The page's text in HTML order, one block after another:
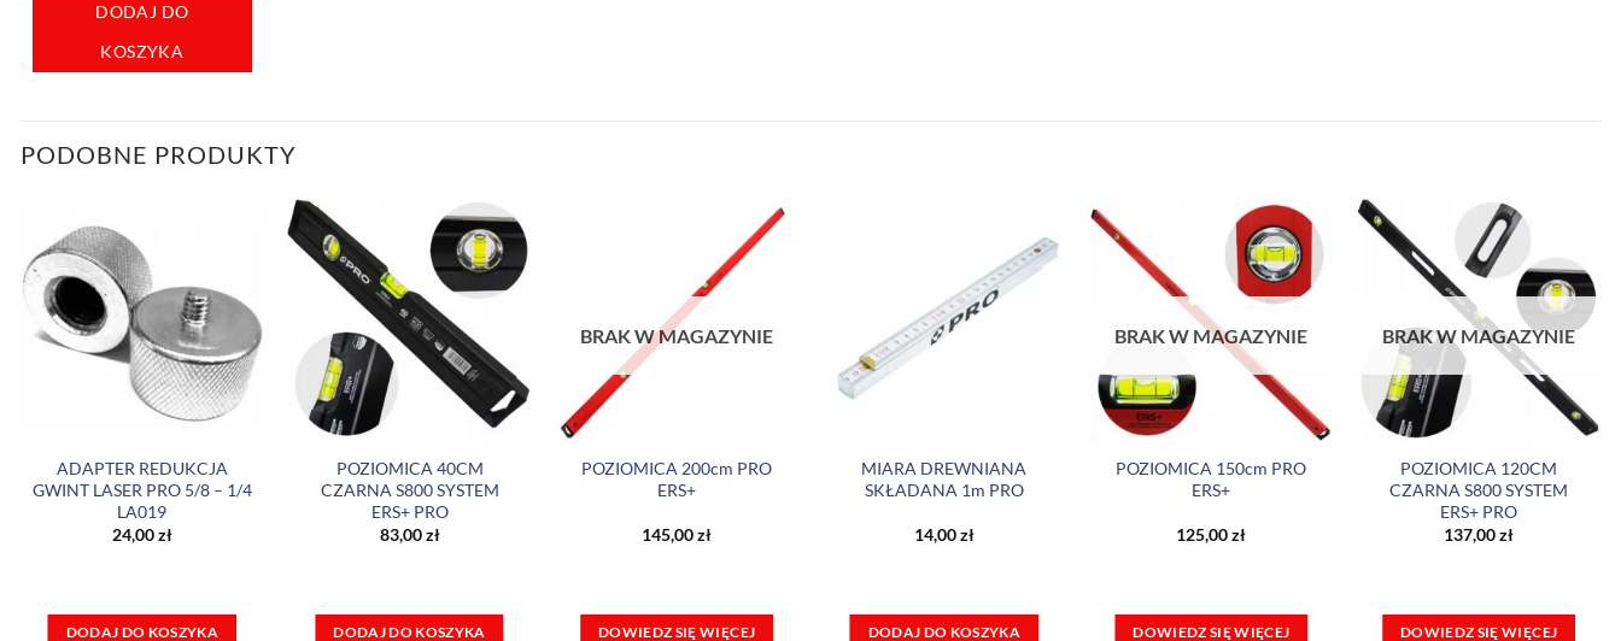
DODAJ DO
KOSZYKA
PODOBNE PRODUKTY
ADAPTER REDUKCJA
GWINT LASER PRO 5/8 – 1/4
LA019
24,00zł
DODAJ DO KOSZYKA
POZIOMICA 40CM
CZARNA S800 SYSTEM
ERS+ PRO
83,00zł
DODAJ DO KOSZYKA
BRAK W MAGAZYNIE
POZIOMICA 200cm PRO
ERS+
145,00zł
DOWIEDZ SIĘ WIĘCEJ
MIARA DREWNIANA
SKŁADANA 1m PRO
14,00zł
DODAJ DO KOSZYKA
BRAK W MAGAZYNIE
POZIOMICA 150cm PRO
ERS+
125,00zł
DOWIEDZ SIĘ WIĘCEJ
BRAK W MAGAZYNIE
POZIOMICA 120CM
CZARNA S800 SYSTEM
ERS+ PRO
137,00zł
DOWIEDZ SIĘ WIĘCEJ